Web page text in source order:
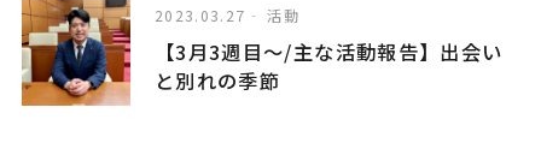
2023.03.27 活動
【3月3週目〜/主な活動報告】出会い
と別れの季節